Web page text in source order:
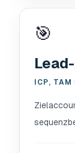
🎯
ICP,